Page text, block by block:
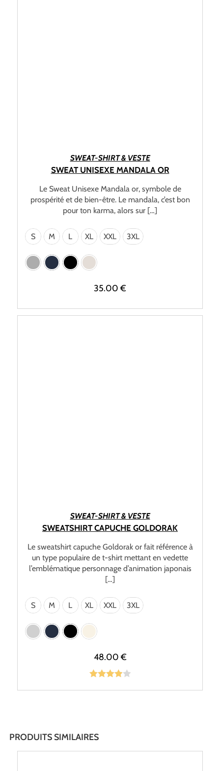
SWEAT-SHIRT & VESTE
SWEAT UNISEXE MANDALA OR
Le Sweat Unisexe Mandala or, symbole de
prospérité et de bien-être. Le mandala, c’est bon
pour ton karma, alors sur […]
S M L XL XXL 3XL
35.00€
SWEAT-SHIRT & VESTE
SWEATSHIRT CAPUCHE GOLDORAK
Le sweatshirt capuche Goldorak or fait référence à
un type populaire de t-shirt mettant en vedette
l’emblématique personnage d’animation japonais
[…]
S M L XL XXL 3XL
48.00€
PRODUITS SIMILAIRES